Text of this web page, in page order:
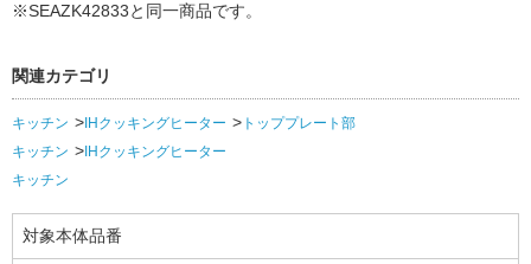
※SEAZK42833と同一商品です。
関連カテゴリ
キッチン IHクッキングヒーター
トッププレート部
キッチン
IHクッキングヒーター
キッチン
対象本体品番